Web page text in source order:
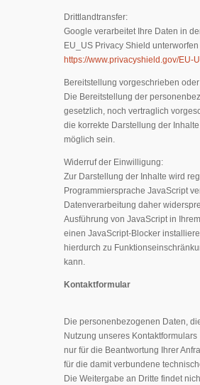
Drittlandtransfer:
Google verarbeitet Ihre Daten in
EU_US Privacy Shield unterworfen
https://www.privacyshield.gov/EU-
Bereitstellung vorgeschrieben
Die Bereitstellung der
gesetzlich, noch vertraglich
die korrekte Darstellung der
möglich sein.
Widerruf der Einwilligung:
Zur Darstellung der Inhalte wird
Programmiersprache JavaScript
Datenverarbeitung daher
Ausführung von JavaScript in
einen JavaScript-Blocker
hierdurch zu
kann.
Kontaktformular
Die personenbezogenen Daten,
Nutzung unseres
nur für die Beantwortung Ihrer
für die damit verbundene
Die Weitergabe an Dritte findet